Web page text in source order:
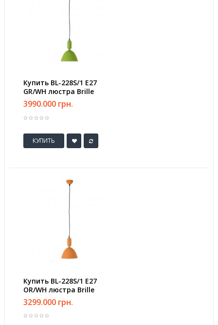
Купить BL-228S/1 E27
GR/WH люстра Brille
3990.000 грн.
КУПИТЬ
Купить BL-228S/1 E27
OR/WH люстра Brille
3299.000 грн.